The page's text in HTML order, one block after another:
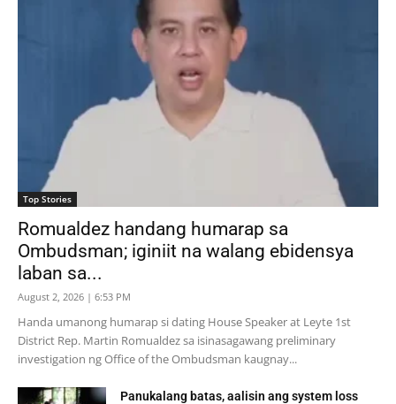
Top Stories
Romualdez handang humarap sa
Ombudsman; iginiit na walang ebidensya
laban sa...
August 2, 2026 | 6:53 PM
Handa umanong humarap si dating House Speaker at Leyte 1st
District Rep. Martin Romualdez sa isinasagawang preliminary
investigation ng Office of the Ombudsman kaugnay...
Panukalang batas, aalisin ang system loss